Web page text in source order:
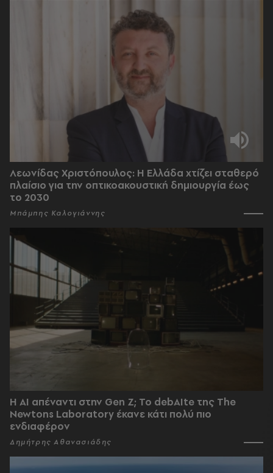
Λεωνίδας Χριστόπουλος: Η Ελλάδα χτίζει σταθερό
πλαίσιο για την οπτικοακουστική δημιουργία έως
το 2030
Μπάμπης Καλογιάννης
Η AI απέναντι στην Gen Z; Το debAIte της The
Newtons Laboratory έκανε κάτι πολύ πιο
ενδιαφέρον
Δημήτρης Αθανασιάδης